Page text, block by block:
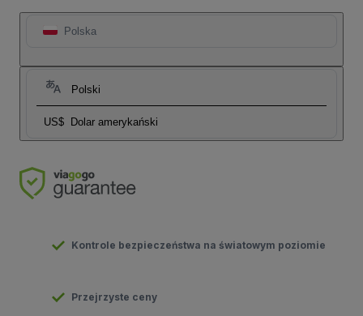
Polska
Polski
US$ Dolar amerykański
Kontrole bezpieczeństwa na światowym poziomie
Przejrzyste ceny